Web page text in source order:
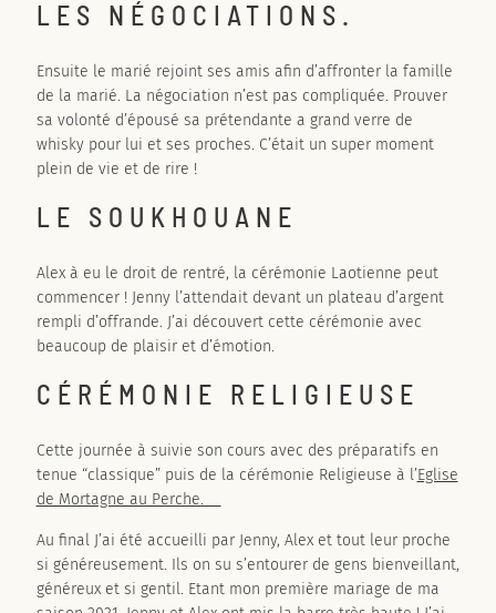
LES NÉGOCIATIONS.
Ensuite le marié rejoint ses amis afin d’affronter la famille
de la marié. La négociation n’est pas compliquée. Prouver
sa volonté d’épousé sa prétendante a grand verre de
whisky pour lui et ses proches. C’était un super moment
plein de vie et de rire !
LE SOUKHOUANE
Alex à eu le droit de rentré, la cérémonie Laotienne peut
commencer ! Jenny l’attendait devant un plateau d’argent
rempli d’offrande. J’ai découvert cette cérémonie avec
beaucoup de plaisir et d’émotion.
CÉRÉMONIE RELIGIEUSE
Cette journée à suivie son cours avec des préparatifs en
tenue “classique” puis de la cérémonie Religieuse à l’Eglise
de Mortagne au Perche.
Au final J’ai été accueilli par Jenny, Alex et tout leur proche
si généreusement. Ils on su s’entourer de gens bienveillant,
généreux et si gentil. Etant mon première mariage de ma